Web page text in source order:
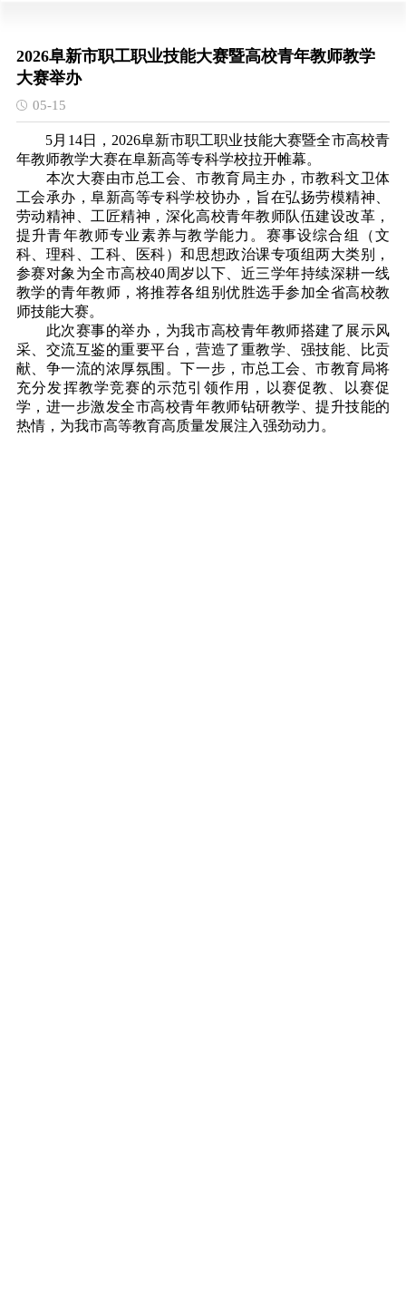
2026阜新市职工职业技能大赛暨高校青年教师教学
大赛举办
05-15
5月14日，2026阜新市职工职业技能大赛暨全市高校青
年教师教学大赛在阜新高等专科学校拉开帷幕。
本次大赛由市总工会、市教育局主办，市教科文卫体
工会承办，阜新高等专科学校协办，旨在弘扬劳模精神、
劳动精神、工匠精神，深化高校青年教师队伍建设改革，
提升青年教师专业素养与教学能力。赛事设综合组（文
科、理科、工科、医科）和思想政治课专项组两大类别，
参赛对象为全市高校40周岁以下、近三学年持续深耕一线
教学的青年教师，将推荐各组别优胜选手参加全省高校教
师技能大赛。
此次赛事的举办，为我市高校青年教师搭建了展示风
采、交流互鉴的重要平台，营造了重教学、强技能、比贡
献、争一流的浓厚氛围。下一步，市总工会、市教育局将
充分发挥教学竞赛的示范引领作用，以赛促教、以赛促
学，进一步激发全市高校青年教师钻研教学、提升技能的
热情，为我市高等教育高质量发展注入强劲动力。